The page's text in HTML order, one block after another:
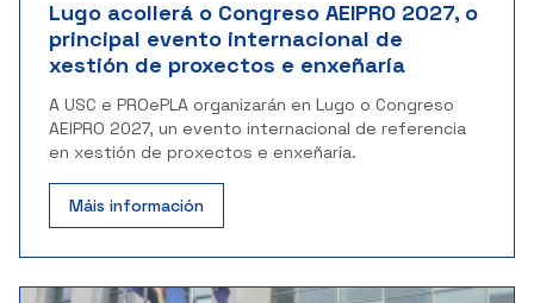
Lugo acollerá o Congreso AEIPRO 2027, o
principal evento internacional de
xestión de proxectos e enxeñaría
A USC e PROePLA organizarán en Lugo o Congreso
AEIPRO 2027, un evento internacional de referencia
en xestión de proxectos e enxeñaría.
Máis información